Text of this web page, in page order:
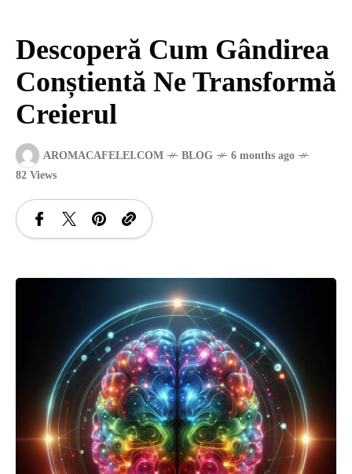
Descoperă Cum Gândirea
Conștientă Ne Transformă
Creierul
AROMACAFELEI.COM BLOG
6 months ago
82 Views
ENGLISH
CONTENT
TRAVEL
SANATATE
INGRIJIRE
ISTORIE
NATURĂ
STIRI